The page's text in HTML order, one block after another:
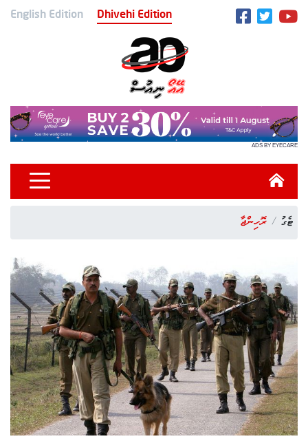
English Edition Dhivehi Edition
ADS BY EYECARE
ޓެގު ރޮހިންޖާ